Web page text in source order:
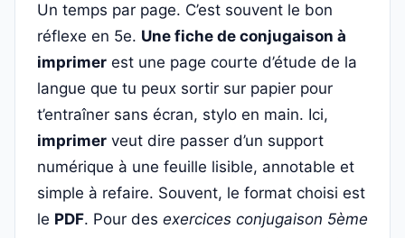
Un temps par page. C’est souvent le bon
réflexe en 5e. Une fiche de conjugaison à
imprimer est une page courte d’étude de la
langue que tu peux sortir sur papier pour
t’entraîner sans écran, stylo en main. Ici,
imprimer veut dire passer d’un support
numérique à une feuille lisible, annotable et
simple à refaire. Souvent, le format choisi est
le PDF. Pour des exercices conjugaison 5ème